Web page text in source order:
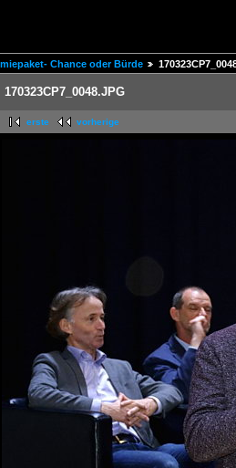
Chance oder Bürde
170323CP7_0048.JPG
erste vorherige